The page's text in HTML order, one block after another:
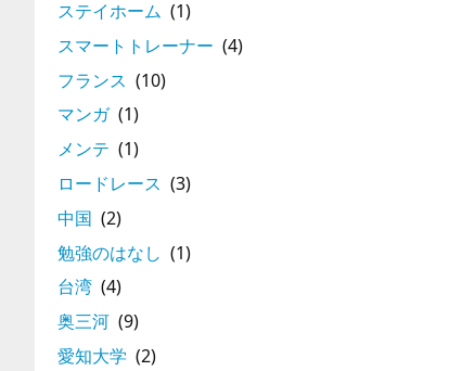
ステイホーム (1)
スマートトレーナー (4)
フランス (10)
マンガ(1)
メンテ (1)
ロードレース (3)
中国 (2)
勉強のはなし (1)
台湾 (4)
奥三河 (9)
愛知大学 (2)